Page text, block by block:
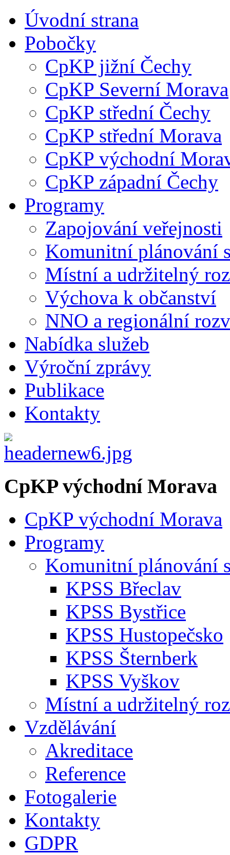
Úvodní strana
Pobočky
CpKP jižní Čechy
CpKP Severní Morava
CpKP střední Čechy
CpKP střední Morava
CpKP východní
CpKP západní Čechy
Programy
Zapojování veřejnosti
Komunitní plánování
Místní a udržitelný
Výchova k občanství
NNO a regionální
Nabídka služeb
Výroční zprávy
Publikace
Kontakty
CpKP východní Morava
CpKP východní Morava
Programy
Komunitní plánování
KPSS Břeclav
KPSS Bystřice
KPSS Hustopečsko
KPSS Šternberk
KPSS Vyškov
Místní a udržitelný
Vzdělávání
Akreditace
Reference
Fotogalerie
Kontakty
GDPR